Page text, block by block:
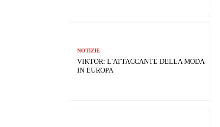
NOTIZIE
VIKTOR: L'ATTACCANTE DELLA MODA
IN EUROPA